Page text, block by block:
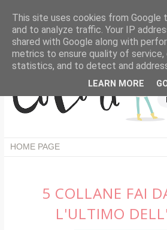
5 COLLANE FAI
L'ULTIMO
This site uses cookies from Google
and to analyze traffic. Your IP
shared with Google along with
metrics to ensure quality of service,
statistics, and to detect and
LEARN MORE